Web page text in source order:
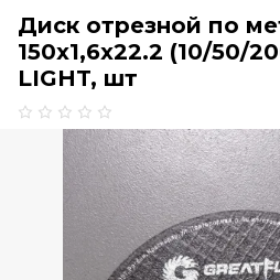
Диск отрезной по
150х1,6х22.2 (10/50/
LIGHT, шт